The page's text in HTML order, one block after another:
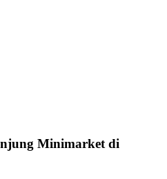
Minimarket di